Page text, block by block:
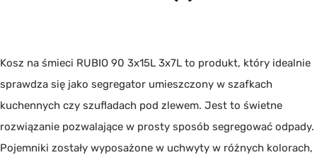
Kosz na śmieci RUBIO 90 3x15L 3x7L to produkt, który idealnie
sprawdza się jako segregator umieszczony w szafkach
kuchennych czy szufladach pod zlewem. Jest to świetne
rozwiązanie pozwalające w prosty sposób segregować odpady.
Pojemniki zostały wyposażone w uchwyty w różnych kolorach,